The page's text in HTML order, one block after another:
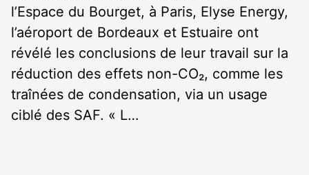
l’Espace du Bourget, à Paris, Elyse Energy,
l’aéroport de Bordeaux et Estuaire ont
révélé les conclusions de leur travail sur la
réduction des effets non-CO₂, comme les
traînées de condensation, via un usage
ciblé des SAF. « L…